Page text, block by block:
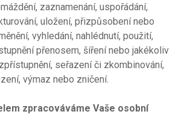
zaznamenání, uspořádání,
uložení, přizpůsobení nebo
vyhledání, nahlédnutí, použití,
přenosem, šíření nebo jakékoliv
seřazení či zkombinování,
výmaz nebo zničení.
zpracováváme Vaše osobní